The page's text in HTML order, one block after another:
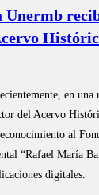
Unermb
en
del Acervo
al
“Rafael María
digitales.